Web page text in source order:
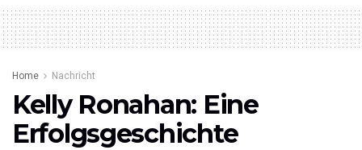
Home Nachricht
Kelly Ronahan: Eine
Erfolgsgeschichte